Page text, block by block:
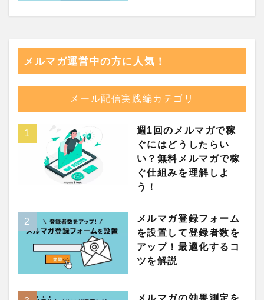
メルマガ運営中の方に人気！
メール配信実践編カテゴリ
週1回のメルマガで稼
ぐにはどうしたらい
い？無料メルマガで稼
ぐ仕組みを理解しよ
う！
メルマガ登録フォーム
を設置して登録者数を
アップ！最適化するコ
ツを解説